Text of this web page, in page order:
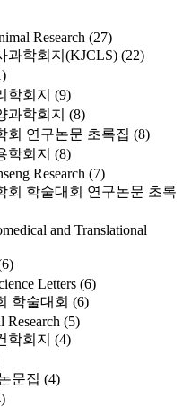
Research (27)
과학회지(KJCLS) (22)
학회지 (9)
과학회지 (8)
회 연구논문 초록집 (8)
학회지 (8)
Research (7)
회 학술대회 연구논문 초록
and Translational
Letters (6)
학술대회 (6)
Research (5)
학회지 (4)
문집 (4)